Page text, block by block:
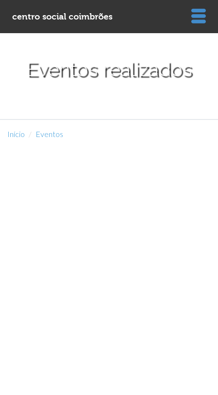
centro social coimbrões
Eventos realizados
Início Eventos